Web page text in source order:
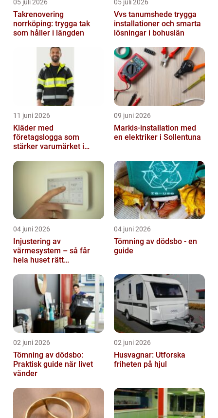
05 juli 2026
Takrenovering
norrköping: trygga tak
som håller i längden
05 juli 2026
Vvs tanumshede trygga
installationer och smarta
lösningar i bohuslän
11 juni 2026
Kläder med
företagslogga som
stärker varumärket i
09 juni 2026
Markis-installation med
en elektriker i Sollentuna
04 juni 2026
Injustering av
värmesystem – så får
hela huset rätt
04 juni 2026
Tömning av dödsbo - en
guide
02 juni 2026
Tömning av dödsbo:
Praktisk guide när livet
vänder
02 juni 2026
Husvagnar: Utforska
friheten på hjul